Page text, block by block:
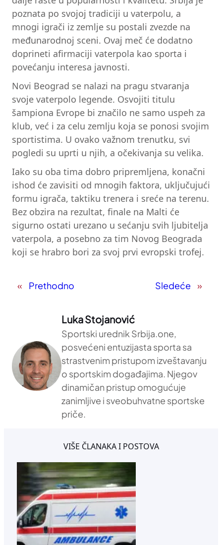
poznata po svojoj tradiciji u vaterpolu, a
mnogi igrači iz zemlje su postali zvezde na
međunarodnoj sceni. Ovaj meč će dodatno
doprineti afirmaciji vaterpola kao sporta i
povećanju interesa javnosti.
Novi Beograd se nalazi na pragu stvaranja
svoje vaterpolo legende. Osvojiti titulu
šampiona Evrope bi značilo ne samo uspeh za
klub, već i za celu zemlju koja se ponosi svojim
sportistima. U ovako važnom trenutku, svi
pogledi su uprti u njih, a očekivanja su velika.
Iako su oba tima dobro pripremljena, konačni
ishod će zavisiti od mnogih faktora, uključujući
formu igrača, taktiku trenera i sreće na terenu.
Bez obzira na rezultat, finale na Malti će
sigurno ostati urezano u sećanju svih ljubitelja
vaterpola, a posebno za tim Novog Beograda
koji se hrabro bori za svoj prvi evropski trofej.
« Prethodno Sledeće »
Luka Stojanović
Sportski urednik Srbija.one,
posvećeni entuzijasta sporta sa
strastvenim pristupom izveštavanju
o sportskim događajima. Njegov
dinamičan pristup omogućuje
zanimljive i sveobuhvatne sportske
priče.
VIŠE ČLANAKA I POSTOVA